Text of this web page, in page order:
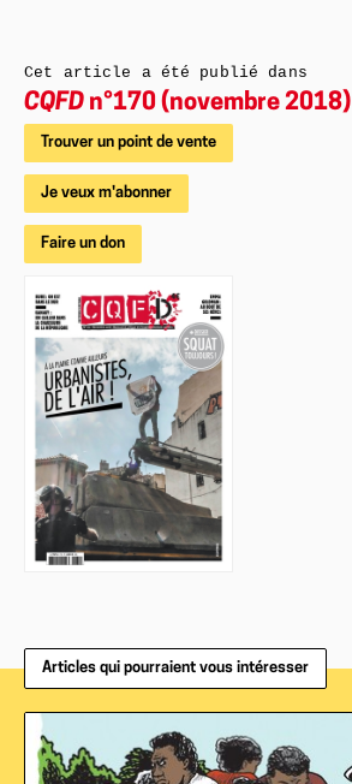
Cet article a été publié dans
CQFD n°170 (novembre 2018)
Trouver un point de vente
Je veux m'abonner
Faire un don
Articles qui pourraient vous intéresser